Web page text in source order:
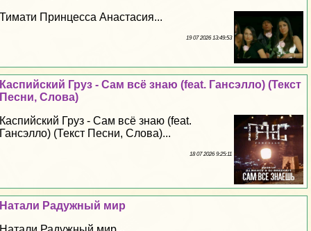
Тимати Принцесса Анастасия...
19 07 2026 13:49:53
Каспийский Груз - Сам всё знаю (feat. Гансэлло) (Текст
Песни, Слова)
Каспийский Груз - Сам всё знаю (feat.
Гансэлло) (Текст Песни, Слова)...
18 07 2026 9:25:11
Натали Радужный мир